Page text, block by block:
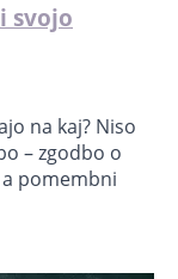
svojo
na kaj? Niso
– zgodbo o
pomembni